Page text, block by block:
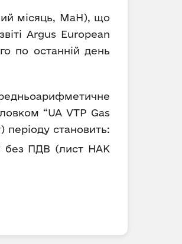
місяць, MaH), що
Argus European
по останній день
“UA VTP Gas
становить:
без ПДВ (лист НАК